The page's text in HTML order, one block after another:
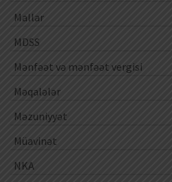
Mallar
MDSS
Mənfəət və mənfəət vergisi
Məqalələr
Məzuniyyət
Müavinət
NKA